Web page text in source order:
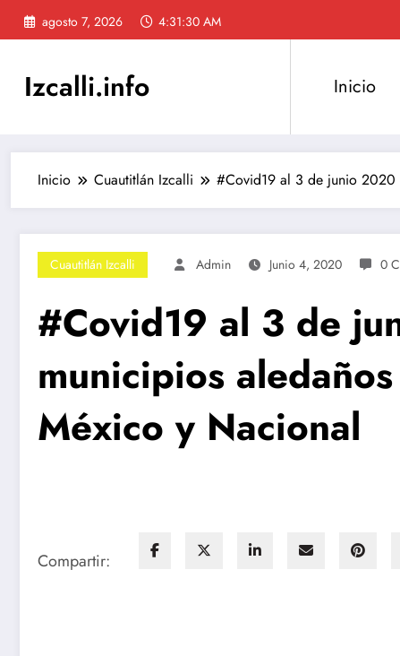
Saltar
agosto 7, 2026 4:31:31 AM
Izcalli.info Inicio
Inicio Cuautitlán Izcalli #Covid19 al 3 de junio 2020
Cuautitlán Izcalli Admin Junio 4, 2020 0
#Covid19 al 3 de
municipios
México y Nacional
Compartir: